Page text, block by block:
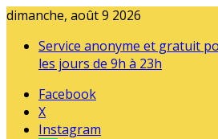
dimanche, août 9 2026
Service anonyme et gratuit
les jours de 9h à 23h
Facebook
X
Instagram